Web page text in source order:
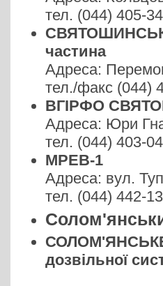
тел. (044) 405-
частина
Адреса:
тел./факс (044)
ВГІРФО
Адреса: Юри
тел. (044) 403-
МРЕВ-1
Адреса: вул.
тел. (044) 442-
СОЛОМ'ЯНСЬКЕ
дозвільної